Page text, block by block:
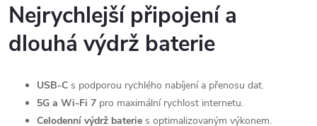
Nejrychlejší připojení a
dlouhá výdrž baterie
USB-C s podporou rychlého nabíjení a přenosu dat.
5G a Wi-Fi 7 pro maximální rychlost internetu.
Celodenní výdrž baterie s optimalizovaným výkonem.